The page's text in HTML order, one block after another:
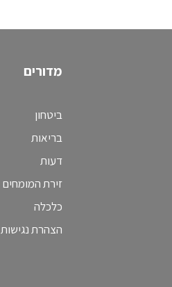
מדורים
ביטחון
בריאות
דעות
זירת המומחים
כלכלה
הצהרת נגישות